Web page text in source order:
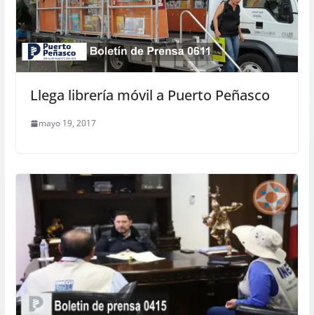
Llega librería móvil a Puerto Peñasco
mayo 19, 2017